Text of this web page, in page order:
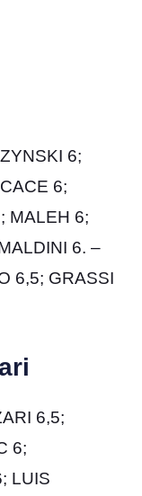
6;
6;
MALEH 6;
6. –
6,5; GRASSI
6,5;
6;
LUIS